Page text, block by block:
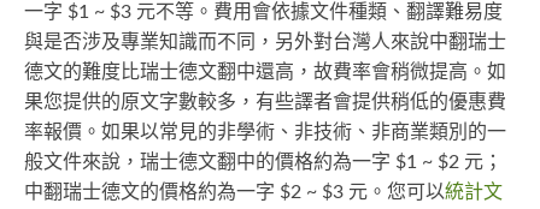
一字 $1 ~ $3 元不等。費用會依據文件種類、翻譯難易度
與是否涉及專業知識而不同，另外對台灣人來說中翻瑞士
德文的難度比瑞士德文翻中還高，故費率會稍微提高。如
果您提供的原文字數較多，有些譯者會提供稍低的優惠費
率報價。如果以常見的非學術、非技術、非商業類別的一
般文件來說，瑞士德文翻中的價格約為一字 $1 ~ $2 元；
中翻瑞士德文的價格約為一字 $2 ~ $3 元。您可以統計文